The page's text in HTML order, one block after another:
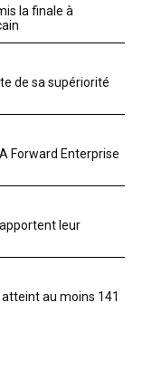
la finale à
de sa supériorité
Forward Enterprise
leur
au moins 141